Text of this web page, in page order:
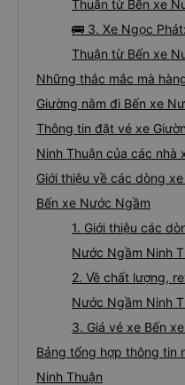
Thuận từ Bến xe
🚌 3. Xe Ngọc
Thuận từ Bến xe
Những thắc mắc mà
Giường nằm đi Bến xe
Thông tin đặt vé xe
Ninh Thuận của các nhà
Giới thiệu về các dòng
Bến xe Nước Ngầm
1. Giới thiệu các
Nước Ngầm Ninh
2. Về chất lượng,
Nước Ngầm Ninh
3. Giá vé xe Bến
Bảng tổng hợp thông tin
Ninh Thuận